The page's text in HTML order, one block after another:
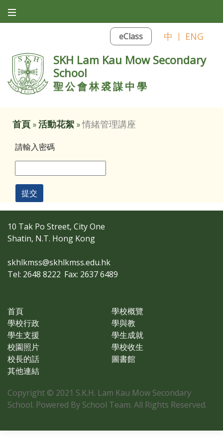
eClass 中 | ENG
SKH Lam Kau Mow Secondary
School
聖公會林裘謀中學
首頁 »活動花絮 »情緒管理講座
請輸入密碼
提交
10 Tak Po Street, City One
Shatin, N.T. Hong Kong
skhlkmss@skhlkmss.edu.hk
Tel: 2648 8222 Fax: 2637 6489
首頁
學校概覽
學校行政
學與教
學生支援
學生成就
校園照片
學校收生
校長的話
圖書館
其他連結
Copyright © 2021 S.K.H. Lam Kau Mow Secondary
School. Powered By School Team. All Rights Reserved.